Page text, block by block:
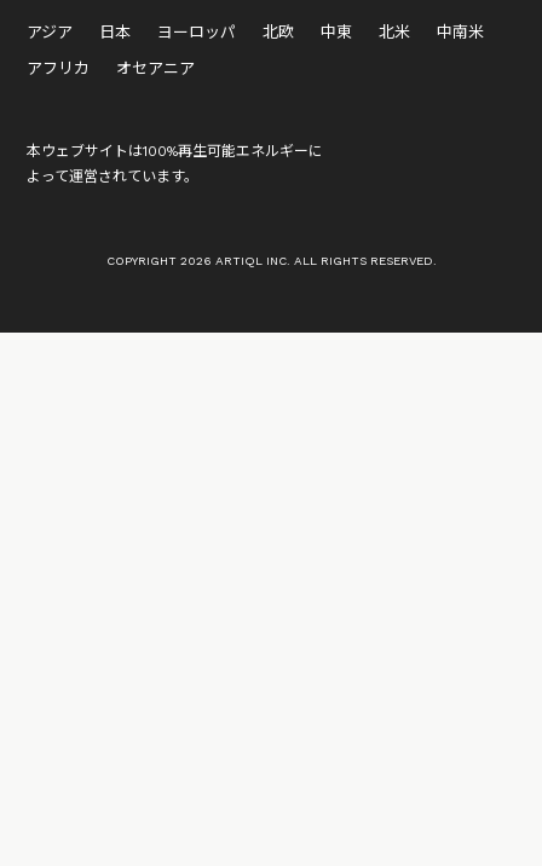
アジア 日本 ヨーロッパ 北欧 中東 北米
中南米
アフリカ
オセアニア
本ウェブサイトは100%再生可能エネルギーに
よって運営されています。
COPYRIGHT 2026 ARTIQL INC. ALL RIGHTS RESERVED.